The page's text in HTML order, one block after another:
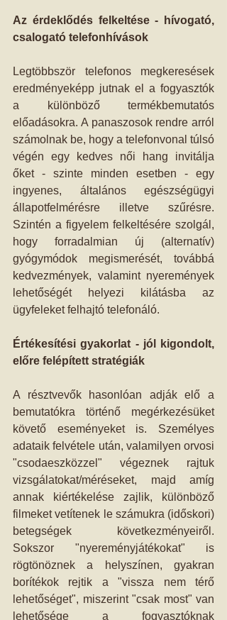
Az érdeklődés felkeltése - hívogató,
csalogató telefonhívások
Legtöbbször telefonos megkeresések
eredményeképp jutnak el a fogyasztók
a különböző termékbemutatós
előadásokra. A panaszosok rendre arról
számolnak be, hogy a telefonvonal túlsó
végén egy kedves női hang invitálja
őket - szinte minden esetben - egy
ingyenes, általános egészségügyi
állapotfelmérésre illetve szűrésre.
Szintén a figyelem felkeltésére szolgál,
hogy forradalmian új (alternatív)
gyógymódok megismerését, továbbá
kedvezmények, valamint nyeremények
lehetőségét helyezi kilátásba az
ügyfeleket felhajtó telefonáló.
Értékesítési gyakorlat - jól kigondolt,
előre felépített stratégiák
A résztvevők hasonlóan adják elő a
bemutatókra történő megérkezésüket
követő eseményeket is. Személyes
adataik felvétele után, valamilyen orvosi
"csodaeszközzel" végeznek rajtuk
vizsgálatokat/méréseket, majd amíg
annak kiértékelése zajlik, különböző
filmeket vetítenek le számukra (időskori)
betegségek következményeiről.
Sokszor "nyereményjátékokat" is
rögtönöznek a helyszínen, gyakran
borítékok rejtik a "vissza nem térő
lehetőséget", miszerint "csak most" van
lehetősége a fogyasztóknak